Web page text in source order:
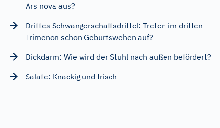
Ars nova aus?
Drittes Schwangerschaftsdrittel: Treten im dritten
Trimenon schon Geburtswehen auf?
Dickdarm: Wie wird der Stuhl nach außen befördert?
Salate: Knackig und frisch